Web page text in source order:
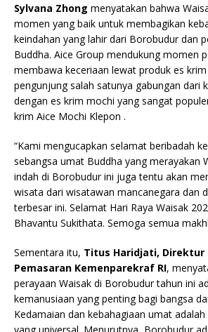
Sylvana Zhong menyatakan bahwa
momen yang baik untuk membagikan
keindahan yang lahir dari Borobudur dan
Buddha. Aice Group mendukung momen
membawa keceriaan lewat produk es
pengunjung salah satunya gabungan dari
dengan es krim mochi yang sangat
krim Aice Mochi Klepon .
“Kami mengucapkan selamat beribadah
sebangsa umat Buddha yang merayakan
indah di Borobudur ini juga tentu akan
wisata dari wisatawan mancanegara dan
terbesar ini. Selamat Hari Raya Waisak
Bhavantu Sukithata. Semoga semua
Sementara itu, Titus Haridjati, Direktur
Pemasaran Kemenparekraf RI,
perayaan Waisak di Borobudur tahun ini
kemanusiaan yang penting bagi bangsa
Kedamaian dan kebahagiaan umat
yang universal. Menurutnya, Borobudur